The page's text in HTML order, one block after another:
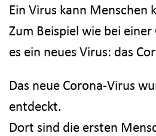
Ein Virus kann Menschen
Zum Beispiel wie bei
es ein neues Virus: das
Das neue Corona-Virus
entdeckt.
Dort sind die ersten